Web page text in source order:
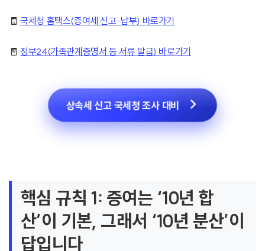
🧾국세청 홈택스(증여세 신고·납부) 바로가기
🧾정부24(가족관계증명서 등 서류 발급) 바로가기
상속세 신고 국세청 조사 대비
핵심 규칙 1: 증여는 ‘10년 합
산’이 기본, 그래서 ‘10년 분산’이
답입니다